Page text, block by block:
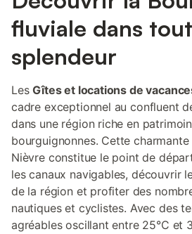
fluviale dans
splendeur
LesGîtes et locations de
cadre exceptionnel au confluent
dans une région riche en
bourguignonnes. Cette
Nièvre constitue le point de
les canaux navigables, découvrir
de la région et profiter des
nautiques et cyclistes. Avec des
agréables oscillant entre 25°C et